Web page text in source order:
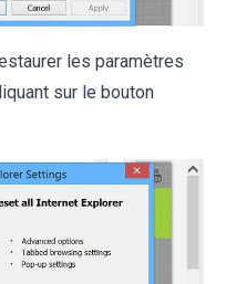
les paramètres
sur le bouton